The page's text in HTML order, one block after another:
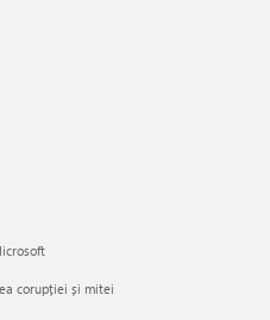
corupției și mitei